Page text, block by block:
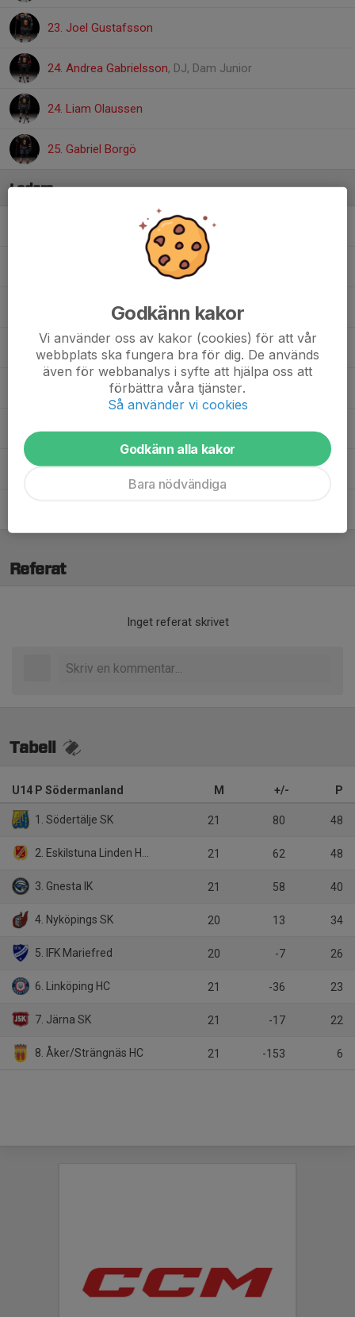
23. Joel Gustafsson
24. Andrea Gabrielsson, DJ, Dam Junior
24. Liam Olaussen
25. Gabriel Borgö
Ledare
Daniel Eriksson MayerHuvudtränare
Huvudtränare
Mikael Granstedt Målvaktstränare
Linda GustafssonLagledare
Britten HanssonLagledare/Kassör
Tony HultkvistMaterialare
Pär MalmbergTränare
Referat
Inget referat skrivet
Tabell
U14 P Södermanland M +/- P
1. Södertälje SK 21 80 48
2. Eskilstuna Linden Hockey 21 62 48
3. Gnesta IK 21 58 40
4. Nyköpings SK 20 13 34
5. IFK Mariefred 20 -7 26
6. Linköping HC 21 -36 23
7. Järna SK 21 -17 22
8. Åker/Strängnäs HC 21 -153 6
Godkänn kakor
Vi använder oss av kakor (cookies) för att vår
webbplats ska fungera bra för dig. De används
även för webbanalys i syfte att hjälpa oss att
förbättra våra tjänster.
Så använder vi cookies
Godkänn alla kakor
Bara nödvändiga